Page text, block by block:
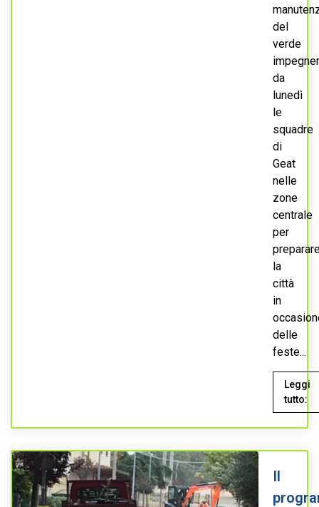
del
verde
da
lunedì
le
squadre
di
Geat
nelle
zone
centrale
per
la
città
in
delle
feste...
Leggi
tutto:
Il